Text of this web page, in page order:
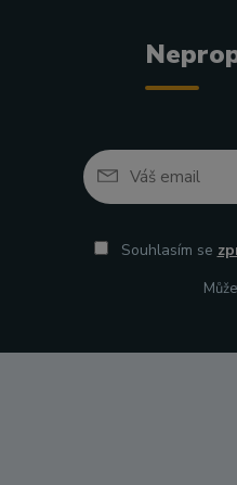
Souhlasím se